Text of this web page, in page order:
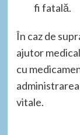
fi fatală.
În caz de
ajutor
cu
vitale.